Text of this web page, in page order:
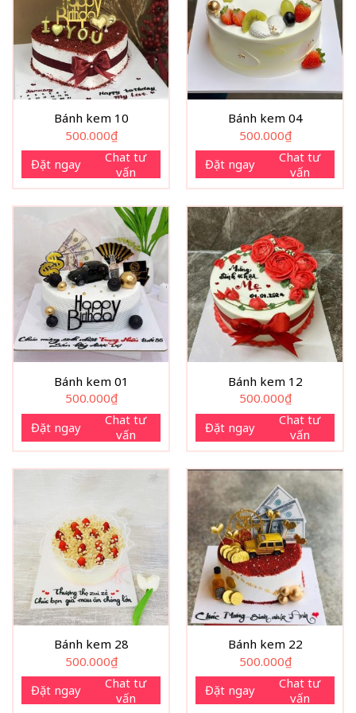
Bánh kem 10
500.000₫
Đặt ngay
Chat tư
vấn
Bánh kem 04
500.000₫
Đặt ngay
Chat tư
vấn
Bánh kem 01
500.000₫
Đặt ngay
Chat tư
vấn
Bánh kem 12
500.000₫
Đặt ngay
Chat tư
vấn
Bánh kem 28
500.000₫
Đặt ngay
Chat tư
vấn
Bánh kem 22
500.000₫
Đặt ngay
Chat tư
vấn